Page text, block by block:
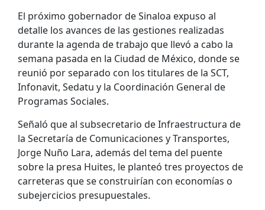
El próximo gobernador de Sinaloa expuso al
detalle los avances de las gestiones realizadas
durante la agenda de trabajo que llevó a cabo la
semana pasada en la Ciudad de México, donde se
reunió por separado con los titulares de la SCT,
Infonavit, Sedatu y la Coordinación General de
Programas Sociales.
Señaló que al subsecretario de Infraestructura de
la Secretaría de Comunicaciones y Transportes,
Jorge Nuño Lara, además del tema del puente
sobre la presa Huites, le planteó tres proyectos de
carreteras que se construirían con economías o
subejercicios presupuestales.